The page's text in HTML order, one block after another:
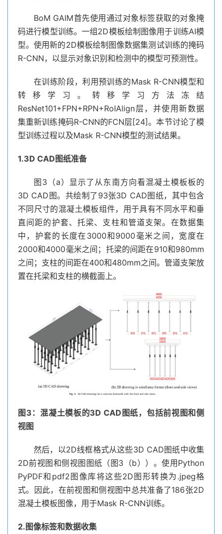
BoM GAIM首先使用通过对象标签获取的对象掩
码进行模型训练。一组2D模板绘制图像用于训练AI模
型。使用新的2D模板绘制图像数据集测试训练的掩码
R-CNN，以显示对象识别和检测中的模型可预测性。
在训练阶段，利用预训练的Mask R-CNN模型和
转移学习。转移学习方法冻结
ResNet101+FPN+RPN+RoIAlign层，并使用新数据
集重新训练掩码R-CNN的FCN层[24]。本节讨论了模
型训练过程以及Mask R-CNN模型的测试结果。
1.3D CAD图纸准备
图3（a）显示了从东南方向看混凝土模板板的
3D CAD图。共绘制了93张3D CAD图纸，其中包含
不同尺寸的混凝土模板组件，用于具有不同水平和垂
直间距的护套、托梁、支柱和管道支架。在数据集
中，护套的长度在3000和9000毫米之间，宽度在
2000和4000毫米之间；托梁的间距在910和980mm
之间；支柱的间距在400和480mm之间。管道支架放
置在托梁和支柱的横截面上。
图3：混凝土模板的3D CAD图纸，包括前视图和侧
视图
然后，以2D线框格式从这些3D CAD图纸中收集
2D前视图和侧视图图纸（图3（b））。使用Python
PyPDF和pdf2图像库将这些2D图形转换为.jpeg格
式。因此，在前视图和侧视图中总共准备了186张2D
混凝土模板图像，用于Mask R-CNN训练。
2.图像标签和数据收集